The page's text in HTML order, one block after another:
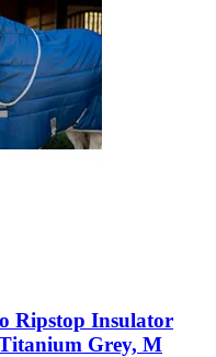
Ripstop Insulator
Grey, M